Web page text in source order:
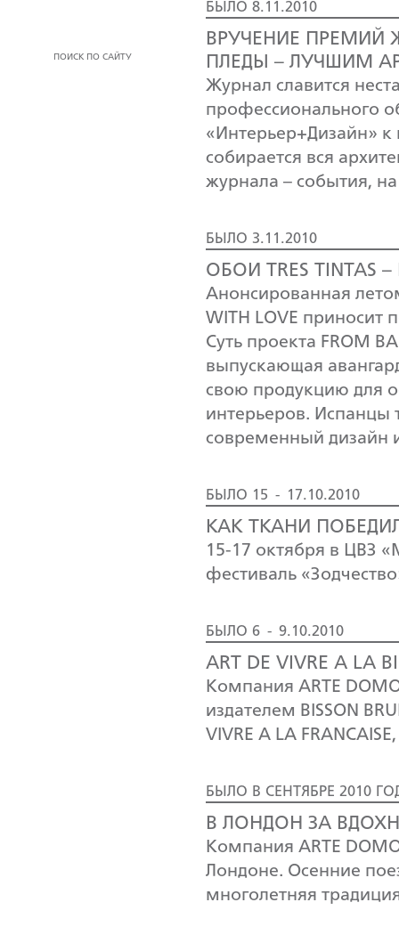
ПОИСК ПО САЙТУ
БЫЛО 8.11.2010
ВРУЧЕНИЕ ПРЕМИЙ
ПЛЕДЫ – ЛУЧШИМ
Журнал славится
профессионального
«Интерьер+Дизайн»
собирается вся
журнала – события,
БЫЛО 3.11.2010
ОБОИ TRES TINTAS –
Анонсированная
WITH LOVE приносит
Суть проекта FROM
выпускающая
свою продукцию для
интерьеров. Испанцы
современный дизайн
БЫЛО 15 - 17.10.2010
КАК ТКАНИ
15-17 октября в ЦВЗ
фестиваль
БЫЛО 6 - 9.10.2010
ART DE VIVRE A LA
Компания ARTE
издателем BISSON
VIVRE A LA
БЫЛО В СЕНТЯБРЕ 2010
В ЛОНДОН ЗА
Компания ARTE
Лондоне. Осенние
многолетняя